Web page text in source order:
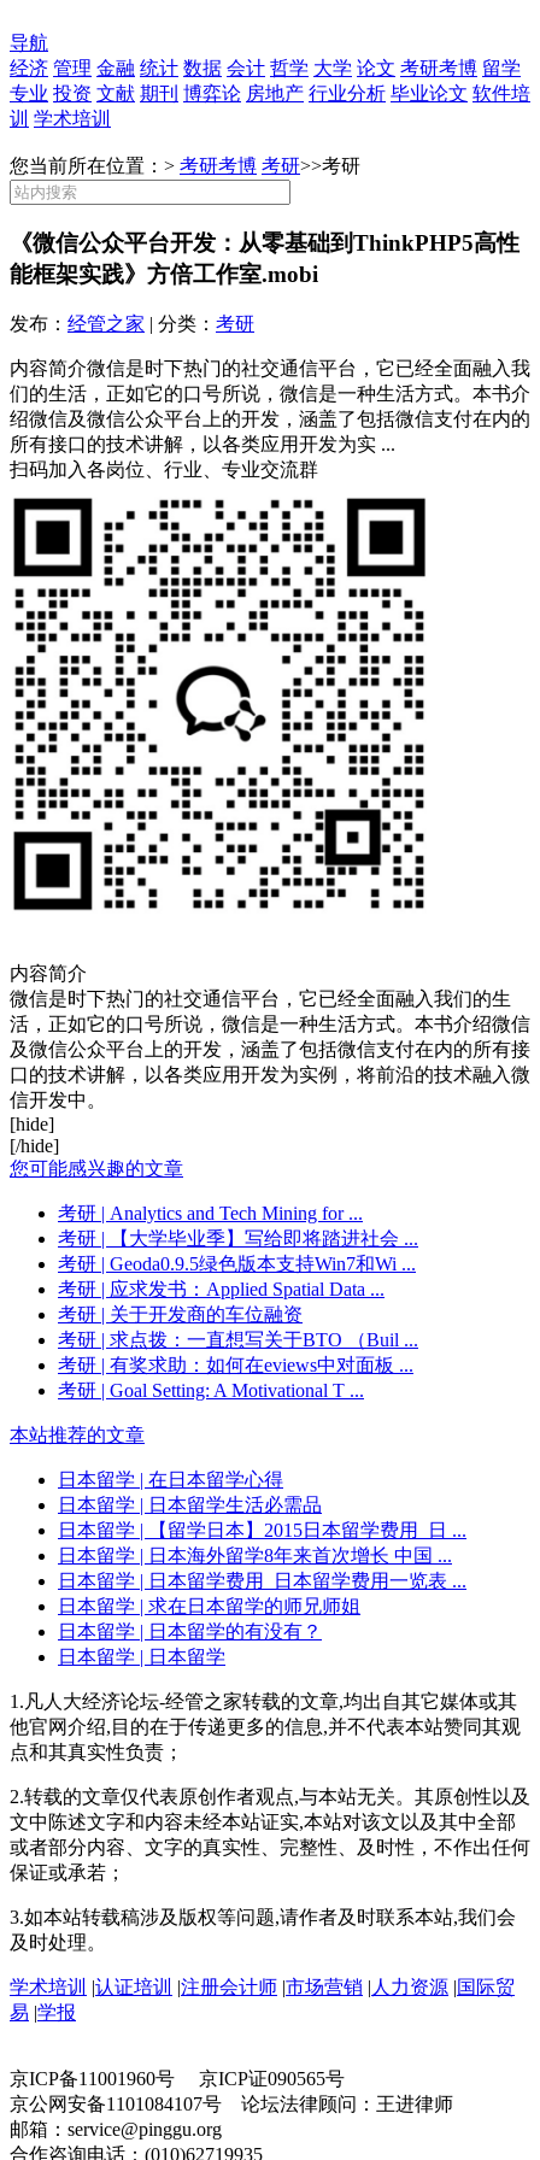
导航
经济 管理 金融 统计 数据 会计 哲学 大学 论文 考研考博 留学
专业 投资 文献 期刊 博弈论 房地产 行业分析 毕业论文 软件培
训 学术培训
您当前所在位置：> 考研考博 考研>>考研
《微信公众平台开发：从零基础到ThinkPHP5高性
能框架实践》方倍工作室.mobi
发布： 经管之家 | 分类： 考研
内容简介微信是时下热门的社交通信平台，它已经全面融入我
们的生活，正如它的口号所说，微信是一种生活方式。本书介
绍微信及微信公众平台上的开发，涵盖了包括微信支付在内的
所有接口的技术讲解，以各类应用开发为实 ...
扫码加入各岗位、行业、专业交流群
内容简介
微信是时下热门的社交通信平台，它已经全面融入我们的生
活，正如它的口号所说，微信是一种生活方式。本书介绍微信
及微信公众平台上的开发，涵盖了包括微信支付在内的所有接
口的技术讲解，以各类应用开发为实例，将前沿的技术融入微
信开发中。
[hide]
[/hide]
您可能感兴趣的文章
考研 | Analytics and Tech Mining for ...
考研 | 【大学毕业季】写给即将踏进社会 ...
考研 | Geoda0.9.5绿色版本支持Win7和Wi ...
考研 | 应求发书：Applied Spatial Data ...
考研 | 关于开发商的车位融资
考研 | 求点拨：一直想写关于BTO （Buil ...
考研 | 有奖求助：如何在eviews中对面板 ...
考研 | Goal Setting: A Motivational T ...
本站推荐的文章
日本留学 | 在日本留学心得
日本留学 | 日本留学生活必需品
日本留学 | 【留学日本】2015日本留学费用_日 ...
日本留学 | 日本海外留学8年来首次增长 中国 ...
日本留学 | 日本留学费用_日本留学费用一览表 ...
日本留学 | 求在日本留学的师兄师姐
日本留学 | 日本留学的有没有？
日本留学 | 日本留学
1.凡人大经济论坛-经管之家转载的文章,均出自其它媒体或其
他官网介绍,目的在于传递更多的信息,并不代表本站赞同其观
点和其真实性负责；
2.转载的文章仅代表原创作者观点,与本站无关。其原创性以及
文中陈述文字和内容未经本站证实,本站对该文以及其中全部
或者部分内容、文字的真实性、完整性、及时性，不作出任何
保证或承若；
3.如本站转载稿涉及版权等问题,请作者及时联系本站,我们会
及时处理。
学术培训 |认证培训 |注册会计师 |市场营销 | 人力资源 |国际贸
易 |学报
京ICP备11001960号 京ICP证090565号
京公网安备1101084107号 论坛法律顾问：王进律师
邮箱：service@pinggu.org
合作咨询电话：(010)62719935